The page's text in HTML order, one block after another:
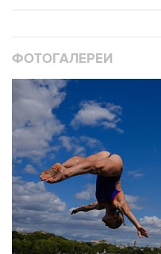
ФОТОГАЛЕРЕИ